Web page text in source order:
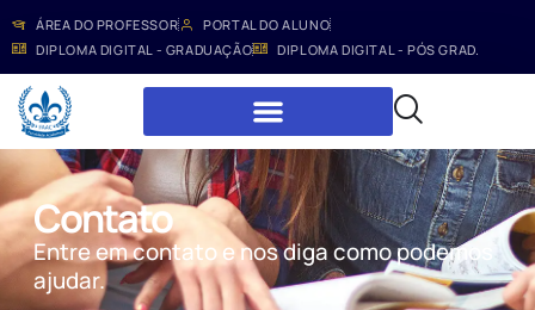
ÁREA DO PROFESSOR
PORTAL DO ALUNO
DIPLOMA DIGITAL - GRADUAÇÃO
DIPLOMA DIGITAL - PÓS GRAD.
Contato
Entre em contato e nos diga como podemos
ajudar.